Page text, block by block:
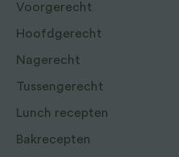
Voorgerecht
Hoofdgerecht
Nagerecht
Tussengerecht
Lunch recepten
Bakrecepten